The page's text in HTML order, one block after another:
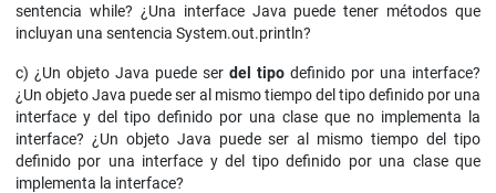
sentencia while? ¿Una interface Java puede tener métodos que
incluyan una sentencia System.out.println?
c) ¿Un objeto Java puede serdel tipo definido por una interface?
¿Un objeto Java puede ser al mismo tiempo del tipo definido por una
interface y del tipo definido por una clase que no implementa la
interface? ¿Un objeto Java puede ser al mismo tiempo del tipo
definido por una interface y del tipo definido por una clase que
implementa la interface?